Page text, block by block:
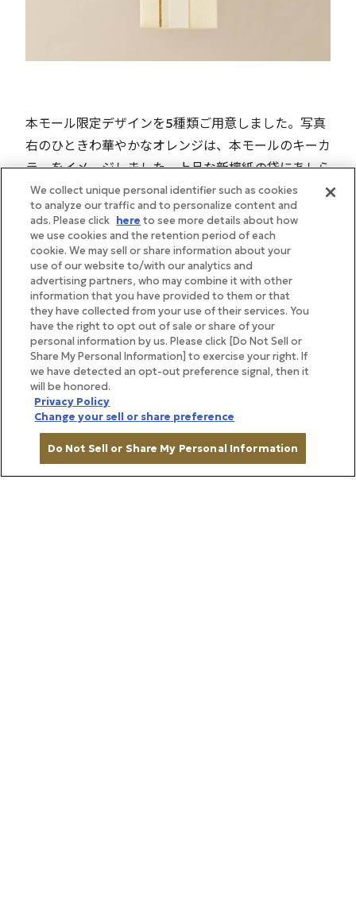
本モール限定デザインを5種類ご用意しました。写真
右のひときわ華やかなオレンジは、本モールのキーカ
ラーをイメージしました。上品な新檀紙の袋にあしら
った小ぶりの結びは、封筒の上で品よく存在感を放ち
ます。サイズは約縦11cm×横7cm。小さな鞄やジャケ
ットの胸ポケットにも収まり、良きタイミングでスマ
ートに取り出して手渡すことができます。
We collect unique personal identifier such as cookies
to analyze our traffic and to personalize content and
ads. Please click here to see more details about how
we use cookies and the retention period of each
cookie. We may sell or share information about your
use of our website to/with our analytics and
advertising partners, who may combine it with other
information that you have provided to them or that
they have collected from your use of their services. You
have the right to opt out of sale or share of your
personal information by us. Please click [Do Not Sell or
Share My Personal Information] to exercise your right. If
we have detected an opt-out preference signal, then it
will be honored.
Privacy Policy
Change your sell or share preference
Do Not Sell or Share My Personal Information